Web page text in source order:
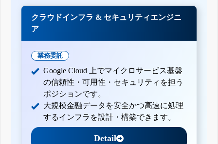
クラウドインフラ & セキュリティエンジニ
ア
業務委託
Google Cloud 上でマイクロサービス基盤
の信頼性・可用性・セキュリティを担う
ポジションです。
大規模金融データを安全かつ高速に処理
するインフラを設計・構築できます。
Detail